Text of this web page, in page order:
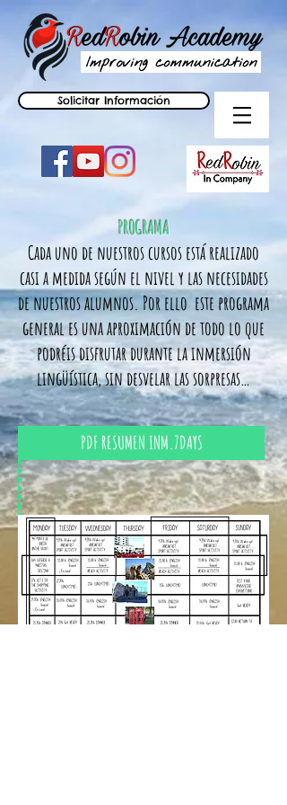
Solicitar Información
PROGRAMA
Cada uno de nuestros cursos está realizado
casi a medida según el nivel y las necesidades
de nuestros alumnos. Por ello este programa
general es una aproximación de todo lo que
podréis disfrutar durante la inmersión
lingüística, sin desvelar las sorpresas…
PDF RESUMEN INM.7DAYS